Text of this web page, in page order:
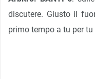
discutere. Giusto il
primo tempo a tu per tu